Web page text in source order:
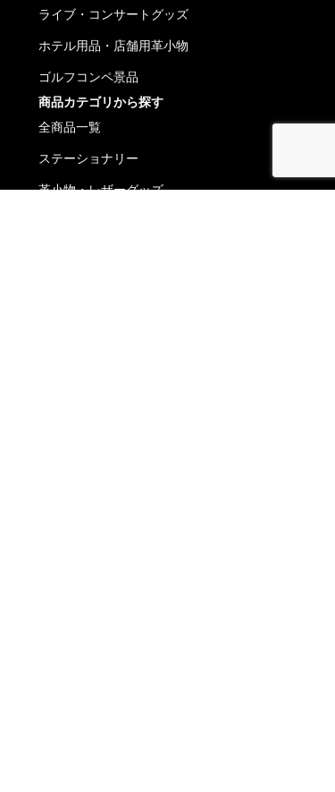
ライブ・コンサートグッズ
ホテル用品・店舗用革小物
ゴルフコンペ景品
商品カテゴリから探す
全商品一覧
ステーショナリー
革小物・レザーグッズ